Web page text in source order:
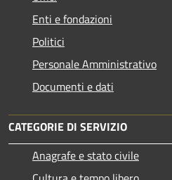
Enti e fondazioni
Politici
Personale Amministrativo
Documenti e dati
CATEGORIE DI SERVIZIO
Anagrafe e stato civile